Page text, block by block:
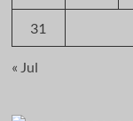
31
« Jul